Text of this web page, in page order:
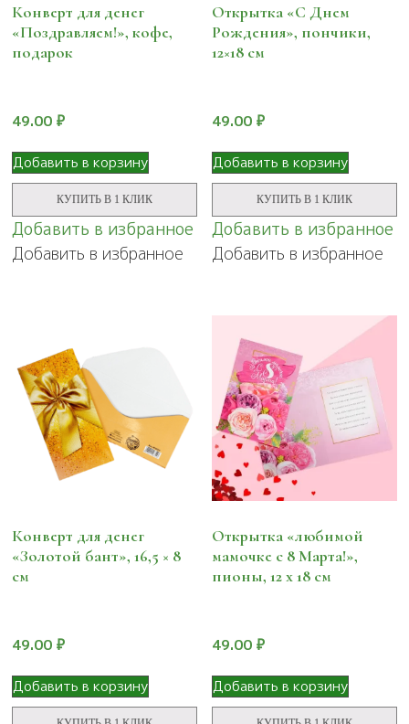
Конверт для денег
«Поздравляем!», кофе,
подарок
49.00 ₽
Добавить в корзину
КУПИТЬ В 1 КЛИК
Добавить в избранное
Добавить в избранное
Открытка «С Днем
Рождения», пончики,
12×18 см
49.00₽
Добавить в корзину
КУПИТЬ В 1 КЛИК
Добавить в избранное
Добавить в избранное
Конверт для денег
«Золотой бант», 16,5 × 8
см
49.00 ₽
Добавить в корзину
Открытка «любимой
мамочке с 8 Марта!»,
пионы, 12 х 18 см
49.00₽
Добавить в корзину